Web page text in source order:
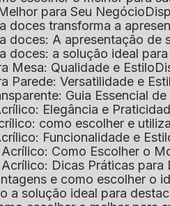
para Seu Negócio
doces transforma a
doces: A apresentação de
doces: a solução ideal
Mesa: Qualidade e Estilo
Parede: Versatilidade e
Guia Essencial
Elegância e
como escolher e
Funcionalidade e
Acrílico: Como Escolher o
Acrílico: Dicas Práticas
e como escolher o
a solução ideal para